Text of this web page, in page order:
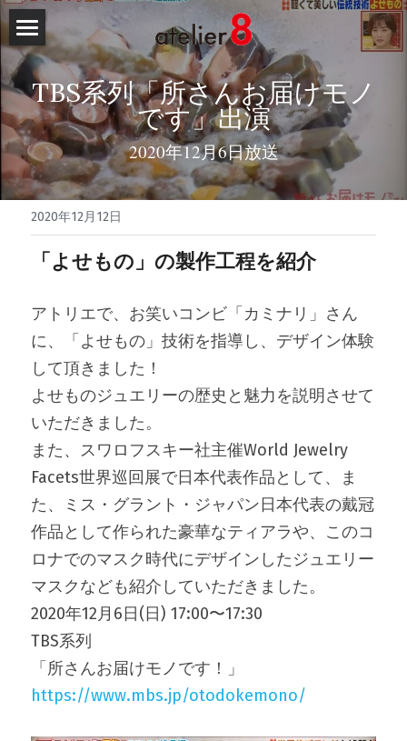
HOME
NEWS
atelier8
取組
OEM
OEM製品の実績
ご依頼の流れ
「よせもの」とは
製作工程
お問合せ
会社概要
TBS系列「所さんお届けモノ
です」出演
2020年12月6日放送
2020年12月12日
「よせもの」の製作工程を紹介
アトリエで、お笑いコンビ「カミナリ」さん
に、「よせもの」技術を指導し、デザイン体験
して頂きました！
よせものジュエリーの歴史と魅力を説明させて
いただきました。
また、スワロフスキー社主催World Jewelry
Facets世界巡回展で日本代表作品として、ま
た、ミス・グラント・ジャパン日本代表の戴冠
作品として作られた豪華なティアラや、このコ
ロナでのマスク時代にデザインしたジュエリー
マスクなども紹介していただきました。
2020年12月6日(日) 17:00〜17:30
TBS系列
「所さんお届けモノです！」
https://www.mbs.jp/otodokemono/